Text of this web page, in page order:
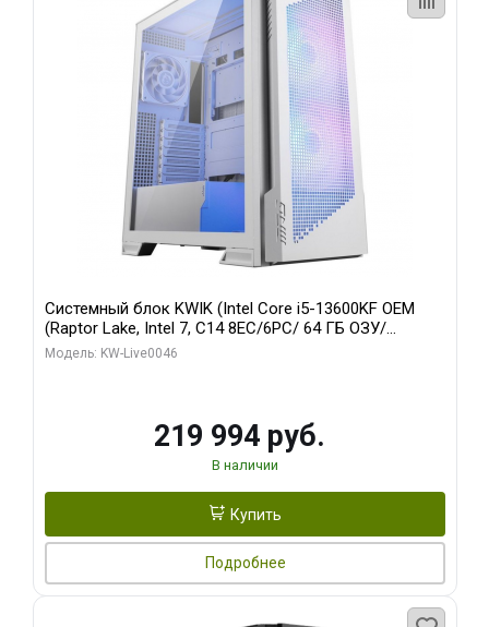
Системный блок KWIK (Intel Core i5-13600KF OEM
(Raptor Lake, Intel 7, C14 8EC/6PC/ 64 ГБ ОЗУ/
Gigabyte RTX5060Ti GAMING OC 8GB GDDR7 128bit
Модель: KW-Live0046
219 994 руб.
В наличии
Купить
Подробнее